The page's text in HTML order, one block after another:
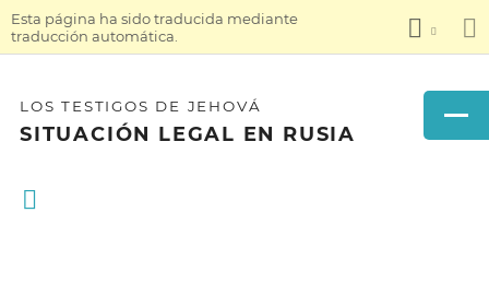
Esta página ha sido traducida mediante
traducción automática.
LOS TESTIGOS DE JEHOVÁ
SITUACIÓN LEGAL EN RUSIA